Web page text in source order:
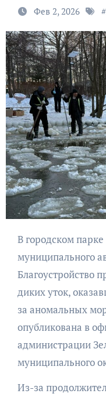
Фев 2, 2026 #
В городском парке Зеленоградска сотрудники
муниципального
Благоустройство
диких уток,
за аномальных
опубликована в
администрации
муниципального
Из-за